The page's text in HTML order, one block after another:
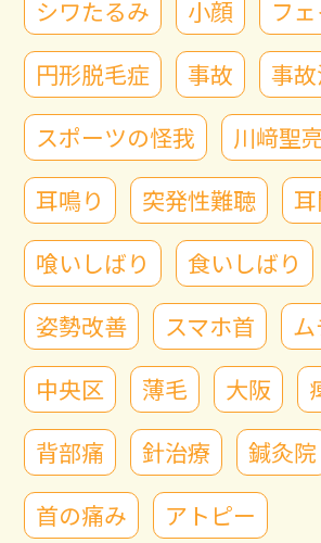
シワたるみ
小顔
フ
円形脱毛症
事故
事
スポーツの怪我
川﨑聖
耳鳴り
突発性難聴
喰いしばり
食いしばり
姿勢改善
スマホ首
中央区
薄毛 大阪
背部痛
針治療
鍼灸院
首の痛み
アトピー